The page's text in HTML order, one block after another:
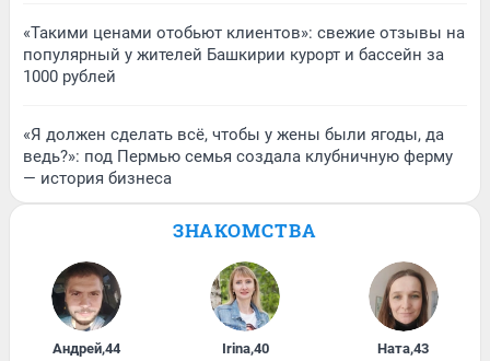
«Такими ценами отобьют клиентов»: свежие отзывы на
популярный у жителей Башкирии курорт и бассейн за
1000 рублей
«Я должен сделать всё, чтобы у жены были ягоды, да
ведь?»: под Пермью семья создала клубничную ферму
— история бизнеса
ЗНАКОМСТВА
Андрей,44 Irina,40 Ната,43